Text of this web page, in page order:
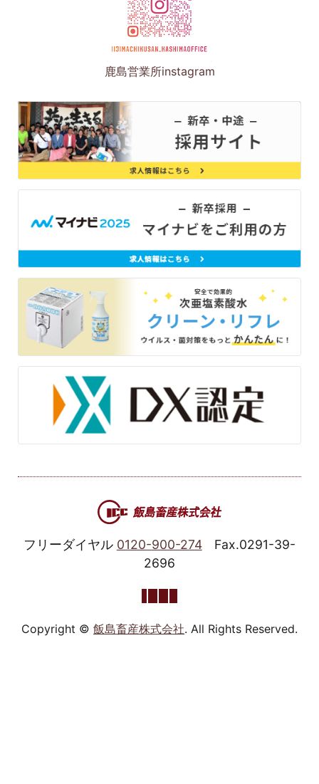
鹿島営業所instagram
フリーダイヤル 0120-900-274
Fax.0291-39-
2696
Copyright © 飯島畜産株式会社. All Rights Reserved.